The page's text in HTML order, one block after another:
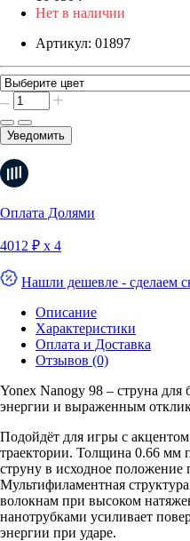
Нет в наличии
Артикул: 01897
Уведомить
Оплата Долями
4012 ₽ х 4
Нашли дешевле - сделаем
Описание
Характеристики
Оплата и Доставка
Отзывов (0)
Yonex Nanogy 98 – струна для
энергии и выраженным
Подойдёт для игры с
траектории. Толщина 0.66 мм
струну в исходное положение
Мультифиламентная
волокнам при высоком
нанотрубками усиливает
энергии при ударе.